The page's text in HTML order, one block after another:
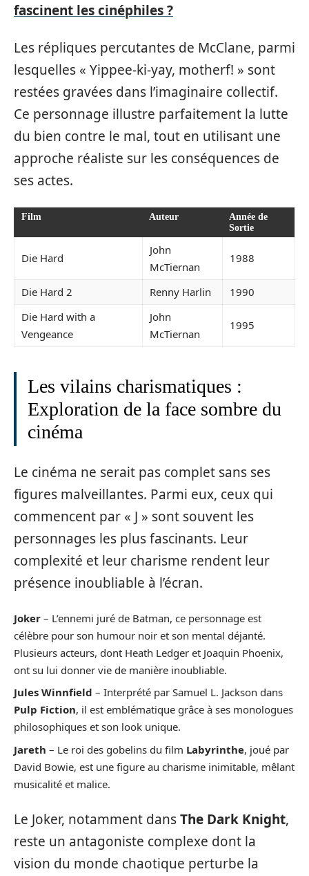
fascinent les cinéphiles ?
Les répliques percutantes de McClane, parmi
lesquelles « Yippee-ki-yay, motherf! » sont
restées gravées dans l’imaginaire collectif.
Ce personnage illustre parfaitement la lutte
du bien contre le mal, tout en utilisant une
approche réaliste sur les conséquences de
ses actes.
Film Auteur
Année de
Sortie
Die Hard
John
McTiernan
1988
Die Hard 2 Renny Harlin
1990
Die Hard with a
Vengeance
John
McTiernan
1995
Les vilains charismatiques :
Exploration de la face sombre du
cinéma
Le cinéma ne serait pas complet sans ses
figures malveillantes. Parmi eux, ceux qui
commencent par « J » sont souvent les
personnages les plus fascinants. Leur
complexité et leur charisme rendent leur
présence inoubliable à l’écran.
Joker – L’ennemi juré de Batman, ce personnage est
célèbre pour son humour noir et son mental déjanté.
Plusieurs acteurs, dont Heath Ledger et Joaquin Phoenix,
ont su lui donner vie de manière inoubliable.
Jules Winnfield – Interprété par Samuel L. Jackson dans
Pulp Fiction, il est emblématique grâce à ses monologues
philosophiques et son look unique.
Jareth – Le roi des gobelins du film Labyrinthe, joué par
David Bowie, est une figure au charisme inimitable, mêlant
musicalité et malice.
Le Joker, notamment dansThe Dark Knight,
reste un antagoniste complexe dont la
vision du monde chaotique perturbe la